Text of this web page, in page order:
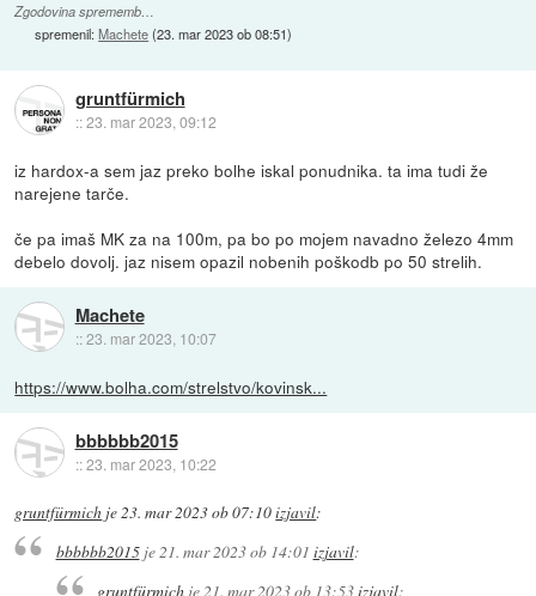
Zgodovina sprememb…
spremenil:Machete(23. mar 2023 ob 08:51)
gruntfürmich
::23. mar 2023, 09:12
iz hardox-a sem jaz preko bolhe iskal ponudnika. ta ima tudi že
narejene tarče.
če pa imaš MK za na 100m, pa bo po mojem navadno železo 4mm
debelo dovolj. jaz nisem opazil nobenih poškodb po 50 strelih.
Machete
::23. mar 2023, 10:07
https://www.bolha.com/strelstvo/kovinsk...
bbbbbb2015
::23. mar 2023, 10:22
gruntfürmich je23. mar 2023 ob 07:10izjavil:
bbbbbb2015je21. mar 2023 ob 14:01 izjavil:
gruntfürmich je21. mar 2023 ob 13:53izjavil: